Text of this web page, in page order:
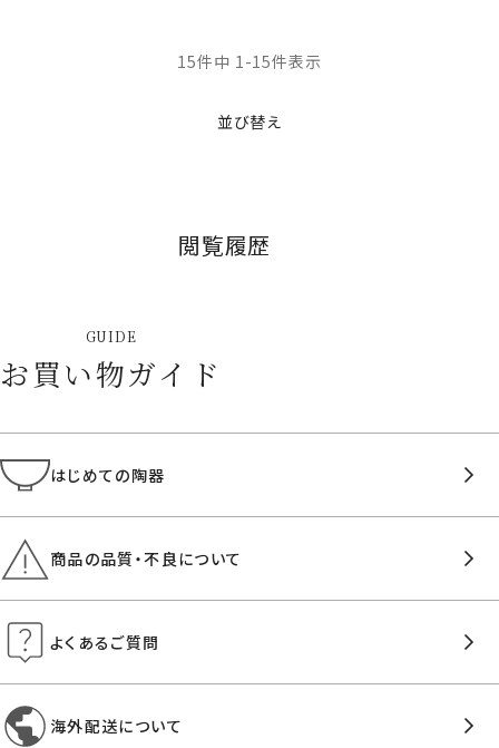
並び替え
15件中 1 -15件表示
閲覧履歴
GUIDE
お買い物ガイド
はじめての陶器
商品の品質・不良について
よくあるご質問
海外配送について